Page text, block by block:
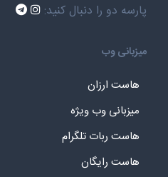
پارسه دو را دنبال کنید:
میزبانی وب
هاست ارزان
میزبانی وب ویژه
هاست ربات تلگرام
هاست رایگان